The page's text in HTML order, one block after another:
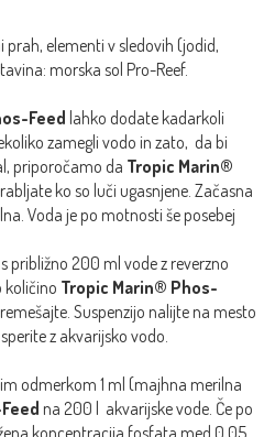
prah, elementi v sledovih (jodid,
morska sol Pro-Reef.
Feed lahko dodate kadarkoli
zamegli vodo in zato, da bi
priporočamo da Tropic Marin®
ko so luči ugasnjene. Začasna
Voda je po motnosti še posebej
približno 200 ml vode z reverzno
količino Tropic Marin® Phos-
Suspenzijo nalijte na mesto
z akvarijsko vodo.
odmerkom 1 ml (majhna merilna
na 200 l akvarijske vode. Če po